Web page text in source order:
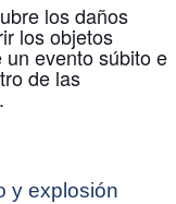
los daños
los objetos
evento súbito e
de las
y explosión